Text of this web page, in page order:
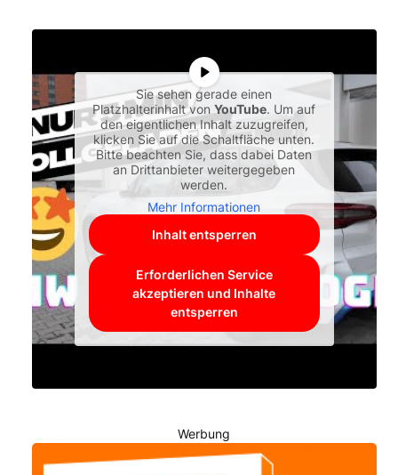
Sie sehen gerade einen
Platzhalterinhalt vonYouTube. Um auf
den eigentlichen Inhalt zuzugreifen,
klicken Sie auf die Schaltfläche unten.
Bitte beachten Sie, dass dabei Daten
an Drittanbieter weitergegeben
werden.
Mehr Informationen
Inhalt entsperren
Erforderlichen Service
akzeptieren und Inhalte
entsperren
Werbung